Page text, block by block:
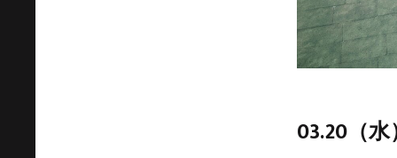
03.20（水